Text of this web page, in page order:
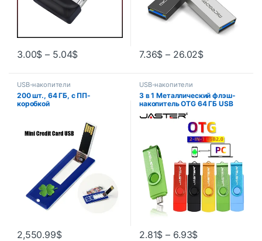
3.00$ – 5.04$ 7.36$ – 26.02$
USB-накопители
200 шт., 64 ГБ, с ПП-
коробкой
2,550.99$
USB-накопители
3 в 1 Металлический флэш-
накопитель OTG 64 ГБ USB
2.0 32 ГБ Mini Pen Drives
Красный Пользовательский
логотип 16 ГБ Память
Подарки Брелок 8 ГБ U Диск
4 ГБ
2.81$ – 6.93$